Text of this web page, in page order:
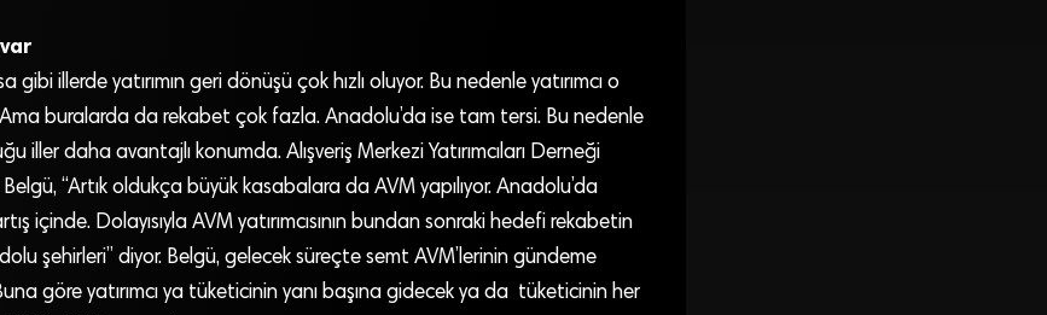
gibi illerde yatırımın geri dönüşü çok hızlı oluyor. Bu nedenle yatırımcı o
buralarda da rekabet çok fazla. Anadolu’da ise tam tersi. Bu nedenle
iller daha avantajlı konumda. Alışveriş Merkezi Yatırımcıları Derneği
“Artık oldukça büyük kasabalara da AVM yapılıyor. Anadolu’da
içinde. Dolayısıyla AVM yatırımcısının bundan sonraki hedefi rekabetin
şehirleri” diyor. Belgü, gelecek süreçte semt AVM’lerinin gündeme
göre yatırımcı ya tüketicinin yanı başına gidecek ya da tüketicinin her